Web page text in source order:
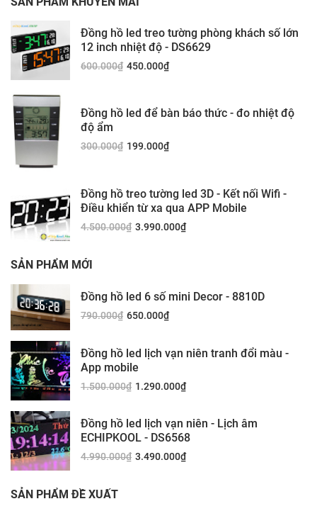
Đồng hồ led treo tường phòng khách số lớn
12 inch nhiệt độ - DS6629
600.000₫ 450.000₫
Đồng hồ led để bàn báo thức - đo nhiệt độ
độ ẩm
300.000₫ 199.000₫
Đồng hồ treo tường led 3D - Kết nối Wifi -
Điều khiển từ xa qua APP Mobile
4.500.000₫ 3.990.000₫
SẢN PHẨM MỚI
Đồng hồ led 6 số mini Decor - 8810D
790.000₫ 650.000₫
Đồng hồ led lịch vạn niên tranh đổi màu -
App mobile
1.500.000₫ 1.290.000₫
Đồng hồ led lịch vạn niên - Lịch âm
ECHIPKOOL - DS6568
4.990.000₫ 3.490.000₫
SẢN PHẨM ĐỀ XUẤT